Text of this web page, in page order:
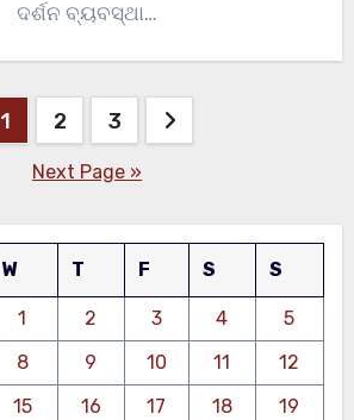
ଦର୍ଶନ ବ୍ୟବସ୍ଥା…
1 2 3
Next Page »
W T F S S
1 2 3 4
5
8 9 10 11
12
15 16 17 18
19